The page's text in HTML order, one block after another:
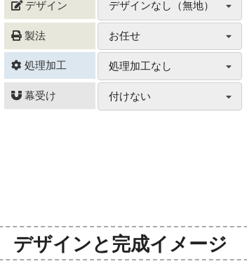
デザイン デザインなし（無地）
製法 お任せ
処理加工 処理加工なし
幕受け 付けない
デザインと完成イメージ